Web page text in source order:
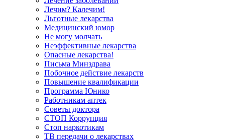
Лечим? Калечим!
Льготные лекарства
Медицинский юмор
Не могу молчать
Неэффективные лекарства
Опасные лекарства!
Письма Минздрава
Побочное действие лекарств
Повышение квалификации
Программа Юнико
Работникам аптек
Советы доктора
СТОП Коррупция
Стоп наркотикам
ТВ передачи о лекарствах